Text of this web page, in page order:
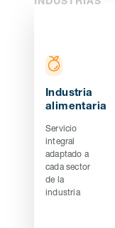
Industria
alimentaria
Servicio
integral
adaptado a
cada sector
de la
industria